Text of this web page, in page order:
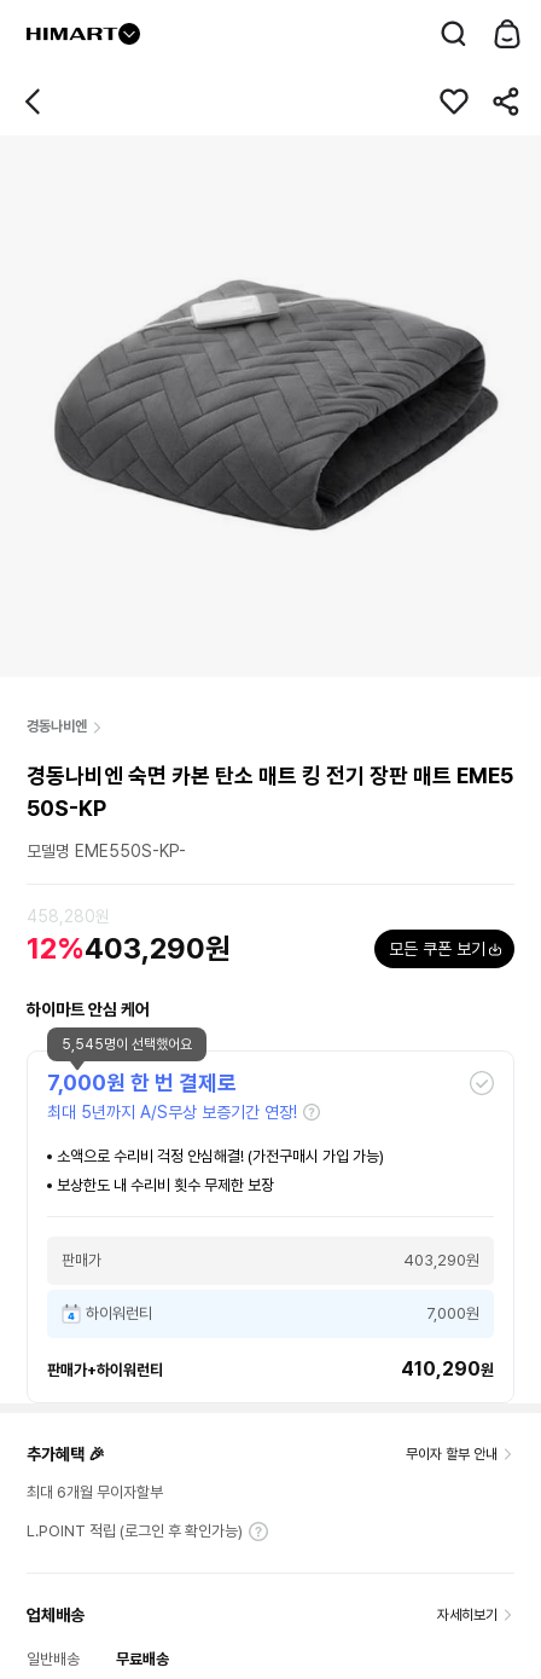
경동나비엔
경동나비엔 숙면 카본 탄소 매트 킹 전기 장판 매트 EME5
50S-KP
모델명 EME550S-KP-
458,280원
12%403,290원 모든 쿠폰 보기
하이마트 안심 케어
7,000원 한 번 결제로
최대 5년까지 A/S무상 보증기간 연장!
소액으로 수리비 걱정 안심해결! (가전구매시 가입 가능)
보상한도 내 수리비 횟수 무제한 보장
판매가 403,290원
하이워런티 7,000원
판매가+하이워런티 410,290원
5,545명이 선택했어요
추가혜택 🎉 무이자 할부 안내
최대 6개월 무이자할부
L.POINT 적립 (로그인 후 확인가능)
업체배송 자세히보기
일반배송 무료배송